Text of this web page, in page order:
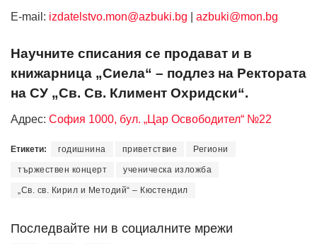
Е-mail: izdatelstvo.mon@azbuki.bg azbuki@mon.bg
Научните списания се продават и в
книжарница „Сиела“ – подлез на Ректората
на СУ „Св. Св. Климент Охридски“.
Адрес: София 1000, бул. „Цар Освободител“ №22
Етикети: годишнина приветствие Региони
тържествен концерт ученическа изложба
„Св. св. Кирил и Методий“ – Кюстендил
Последвайте ни в социалните мрежи